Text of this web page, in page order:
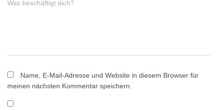
Was beschäftigt dich?
Name, E-Mail-Adresse und Website in diesem Browser für
meinen nächsten Kommentar speichern.